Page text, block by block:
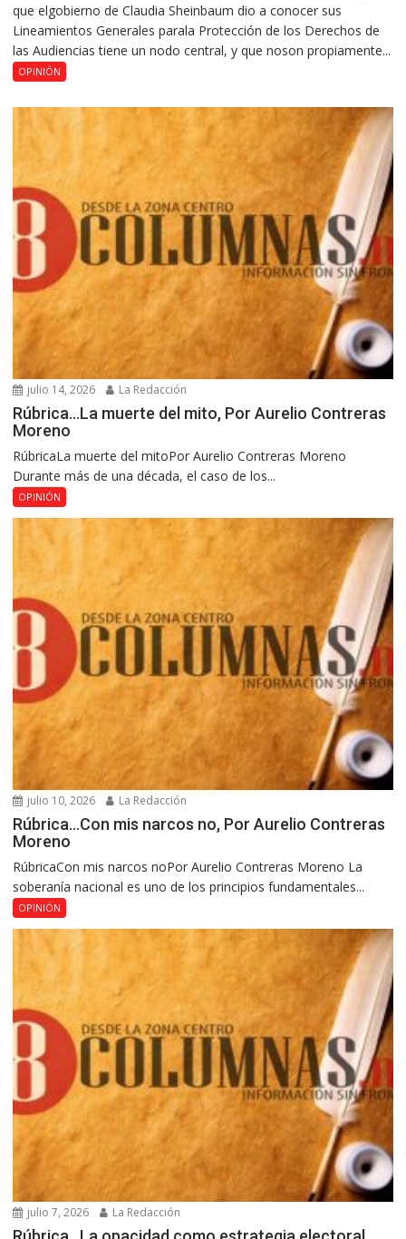
que elgobierno de Claudia Sheinbaum dio a conocer sus
Lineamientos Generales parala Protección de los Derechos de
las Audiencias tiene un nodo central, y que noson propiamente...
OPINIÓN
julio 14, 2026 La Redacción
Rúbrica…La muerte del mito, Por Aurelio Contreras
Moreno
RúbricaLa muerte del mitoPor Aurelio Contreras Moreno
Durante más de una década, el caso de los...
OPINIÓN
julio 10, 2026 La Redacción
Rúbrica…Con mis narcos no, Por Aurelio Contreras
Moreno
RúbricaCon mis narcos noPor Aurelio Contreras Moreno La
soberanía nacional es uno de los principios fundamentales...
OPINIÓN
julio 7, 2026 La Redacción